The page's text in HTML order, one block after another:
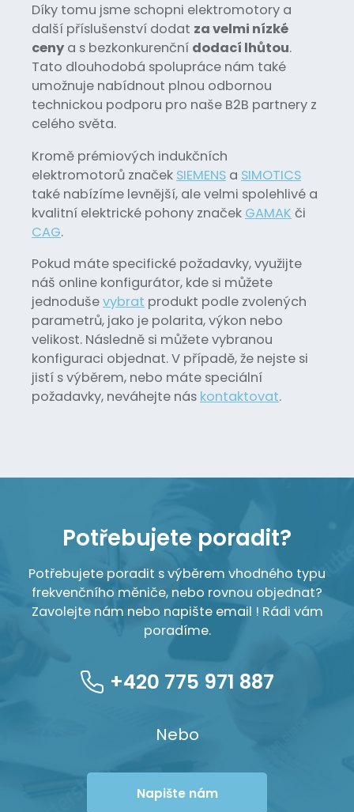
Díky tomu jsme schopni elektromotory a
další příslušenství dodat za velmi nízké
ceny a s bezkonkurenční dodací lhůtou.
Tato dlouhodobá spolupráce nám také
umožnuje nabídnout plnou odbornou
technickou podporu pro naše B2B partnery z
celého světa.
Kromě prémiových indukčních
elektromotorů značek SIEMENS a SIMOTICS
také nabízíme levnější, ale velmi spolehlivé a
kvalitní elektrické pohony značek GAMAK či
CAG.
Pokud máte specifické požadavky, využijte
náš online konfigurátor, kde si můžete
jednoduševybrat produkt podle zvolených
parametrů, jako je polarita, výkon nebo
velikost. Následně si můžete vybranou
konfiguraci objednat. V případě, že nejste si
jistí s výběrem, nebo máte speciální
požadavky, neváhejte nás kontaktovat.
Potřebujete poradit?
Potřebujete poradit s výběrem vhodného typu
frekvenčního měniče, nebo rovnou objednat?
Zavolejte nám nebo napište email ! Rádi vám
poradíme.
+420 775 971 887
Nebo
Napište nám